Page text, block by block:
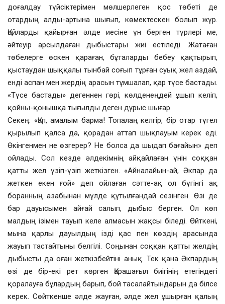
доғалдау түйсіктерімен мөлшерлеген қос төбеті де
отардың алды-артына шығып, көмектескен болып жүр.
Қойларды қайырған әлде иесіне үн берген түрлері ме,
әйтеуір арсылдаған дыбыстары жиі естіледі. Жатаған
төбелерге өскен қараған, бұталарды бебеу қақтырып,
қыстаудан шыққалы тынбай соғып тұрған суық жел аздай,
енді аспан мен жердің арасын тұмшалап, қар түсе бастады.
«Түсе бастады» дегеннен гөрі, көлденеңдей ұшып келіп,
қойны-қонышқа тығылды деген дұрыс шығар.
Секең: «Қап, амалым барма! Топалаң келгір, бір отар түгел
қырылып қалса да, қорадан аттап шықпауым керек еді.
Өкінгенмен не өзгерер? Не болса да шыдап бағайын» деп
ойлады. Сол кезде әлдекімнің айқайлаған үнін соққан
қатты жел үзіп-үзіп жеткізген. «Айналайын-ай, Әкпар да
жеткен екен ғой» деп ойлаған сәтте-ақ ол бүгінгі ақ
боранның азабынан мүлде құтылғандай сезінген. Өзі де
бар дауысымен айғай салып, дыбыс берген. Ол көп
малдың ізімен тауып келе алмасын жақсы біледі. Өйткені,
мына қарлы дауылдың ізді қас пен көздің арасында
жауып тастайтыны белгілі. Соңынан соққан қатты желдің
дыбысты да оған жеткізбейтіні анық. Тек қана Әкпардың
өзі де бір-екі рет көрген Қарашағыл биігінің етегіндегі
қоралауға бұлардың барып, бой тасалайтындарын да білсе
керек. Сөйткенше әлде жауған, әлде жел ұшырған қалың